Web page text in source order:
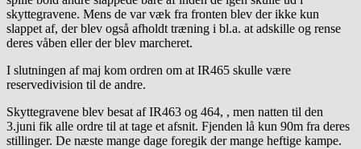
skyttegravene. Mens de var væk fra fronten blev der ikke kun
slappet af, der blev også afholdt træning i bl.a. at adskille og rense
deres våben eller der blev marcheret.
I slutningen af maj kom ordren om at IR465 skulle være
reservedivision til de andre.
Skyttegravene blev besat af IR463 og 464, , men natten til den
3.juni fik alle ordre til at tage et afsnit. Fjenden lå kun 90m fra deres
stillinger. De næste mange dage foregik der mange heftige kampe.